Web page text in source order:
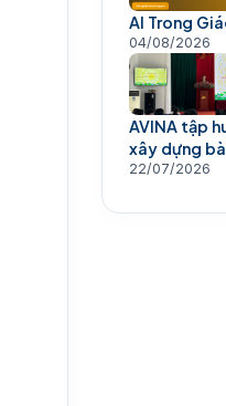
AI Trong
04/08/2026
AVINA tập
xây dựng
giáo viên
22/07/2026